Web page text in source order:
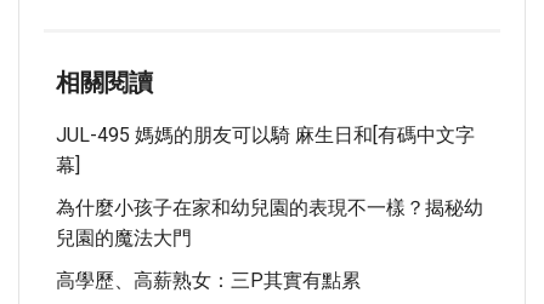
相關閱讀
JUL-495 媽媽的朋友可以騎 麻生日和[有碼中文字
幕]
為什麼小孩子在家和幼兒園的表現不一樣？揭秘幼
兒園的魔法大門
高學歷、高薪熟女：三P其實有點累